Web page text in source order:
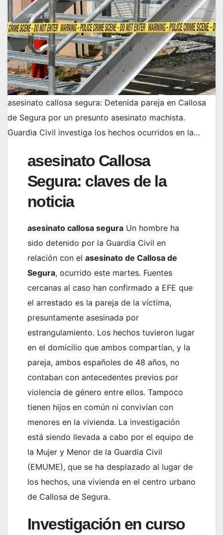
asesinato callosa segura: Detenida pareja en Callosa
de Segura por un presunto asesinato machista.
Guardia Civil investiga los hechos ocurridos en la…
asesinato Callosa
Segura: claves de la
noticia
asesinato callosa segura Un hombre ha
sido detenido por la Guardia Civil en
relación con el asesinato de Callosa de
Segura, ocurrido este martes. Fuentes
cercanas al caso han confirmado a EFE que
el arrestado es la pareja de la víctima,
presuntamente asesinada por
estrangulamiento. Los hechos tuvieron lugar
en el domicilio que ambos compartían, y la
pareja, ambos españoles de 48 años, no
contaban con antecedentes previos por
violencia de género entre ellos. Tampoco
tienen hijos en común ni convivían con
menores en la vivienda. La investigación
está siendo llevada a cabo por el equipo de
la Mujer y Menor de la Guardia Civil
(EMUME), que se ha desplazado al lugar de
los hechos, una vivienda en el centro urbano
de Callosa de Segura.
Investigación en curso